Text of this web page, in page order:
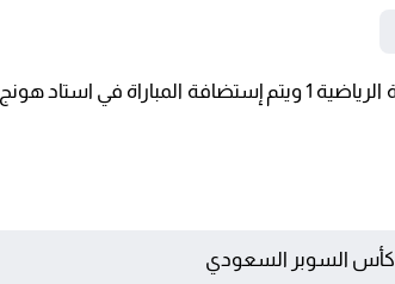
تنقل أحداث المباراة في الوطن العربي فضائيا على قناة ثمانية الرياضية
كأس السوبر السعودي